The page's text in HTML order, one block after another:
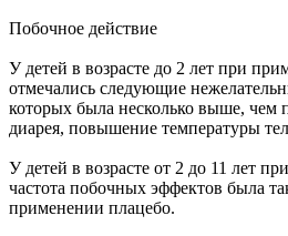
Побочное действие
У детей в возрасте до 2 лет при
отмечались следующие
которых была несколько выше, чем
диарея, повышение температуры
У детей в возрасте от 2 до 11 лет
частота побочных эффектов была
применении плацебо.